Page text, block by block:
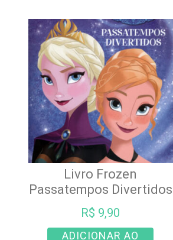
Livro Frozen
Passatempos Divertidos
R$ 9,90
ADICIONAR AO